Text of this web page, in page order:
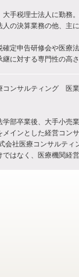
大手税理士法人に勤務
人の決算業務の他、主
確定申告研修会や医療
継に対する専門性の高
コンサルティング 医
学部卒業後、大手小売
メインとした経営コン
会社医療コンサルティ
ではなく、医療機関経